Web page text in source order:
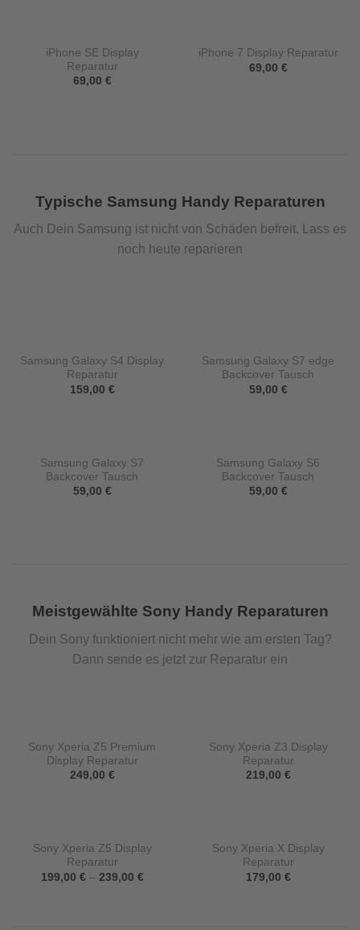
iPhone SE Display
Reparatur
69,00 €
iPhone 7 Display Reparatur
69,00 €
Typische Samsung Handy Reparaturen
Auch Dein Samsung ist nicht von Schäden befreit. Lass es
noch heute reparieren
Samsung Galaxy S4 Display
Reparatur
159,00 €
Samsung Galaxy S7 edge
Backcover Tausch
59,00 €
Samsung Galaxy S7
Backcover Tausch
59,00 €
Samsung Galaxy S6
Backcover Tausch
59,00 €
Meistgewählte Sony Handy Reparaturen
Dein Sony funktioniert nicht mehr wie am ersten Tag?
Dann sende es jetzt zur Reparatur ein
Sony Xperia Z5 Premium
Display Reparatur
249,00 €
Sony Xperia Z3 Display
Reparatur
219,00 €
Sony Xperia Z5 Display
Reparatur
199,00 €– 239,00 €
Sony Xperia X Display
Reparatur
179,00 €